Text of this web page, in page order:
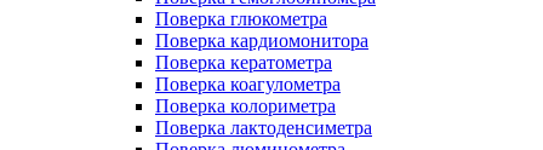
Поверка глюкометра
Поверка кардиомонитора
Поверка кератометра
Поверка коагулометра
Поверка колориметра
Поверка лактоденсиметра